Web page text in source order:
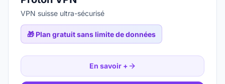
VPN suisse ultra-sécurisé
🎁 Plan gratuit sans limite de données
En savoir +